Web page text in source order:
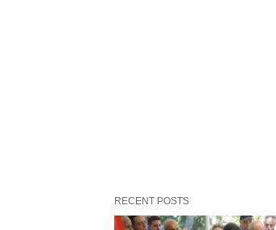
RECENT POSTS